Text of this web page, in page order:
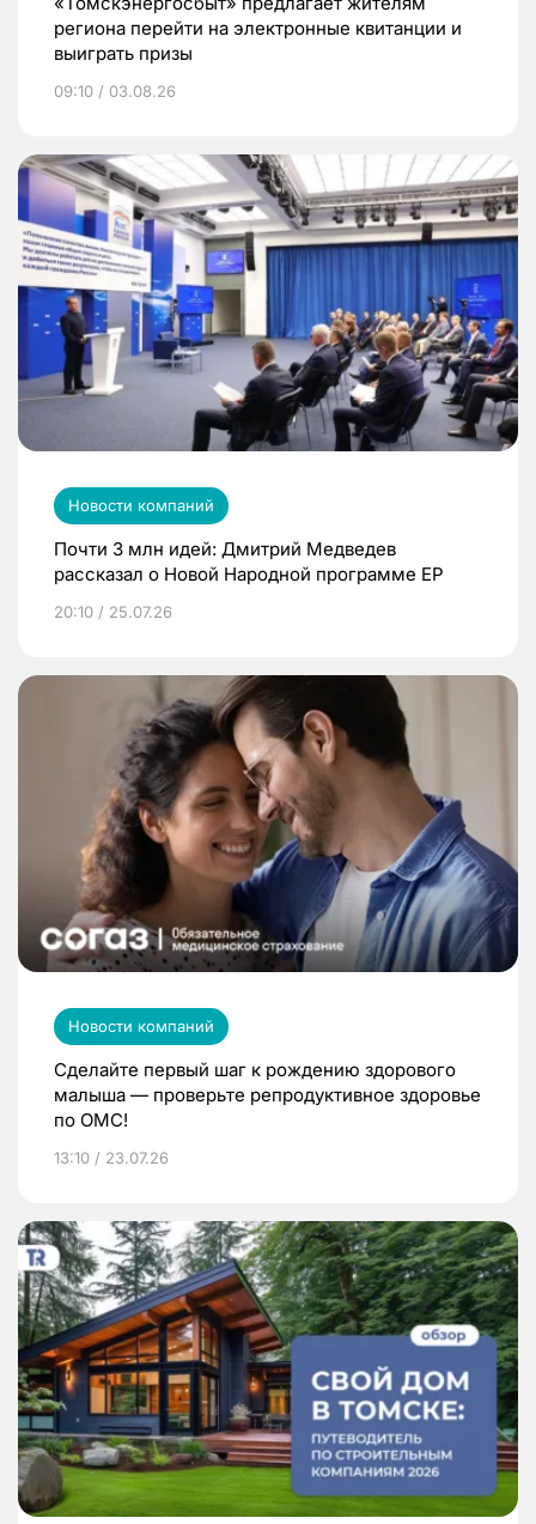
региона перейти на электронные квитанции и
выиграть призы
09:10 / 03.08.26
Новости компаний
Почти 3 млн идей: Дмитрий Медведев
рассказал о Новой Народной программе ЕР
20:10 / 25.07.26
Новости компаний
Сделайте первый шаг к рождению здорового
малыша — проверьте репродуктивное здоровье
по ОМС!
13:10 / 23.07.26